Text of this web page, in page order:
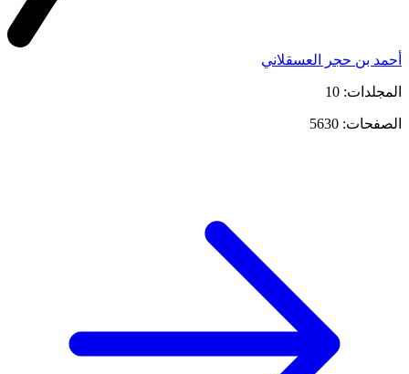
أحمد بن حجر العسقلاني
المجلدات: 10
الصفحات: 5630